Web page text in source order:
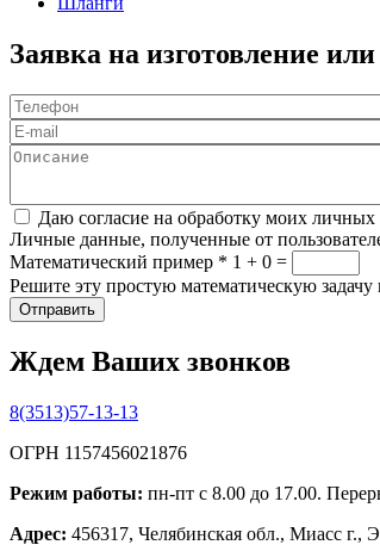
Заявка на изготовление
Телефон
E-mail
Описание
Соглашение*
Даю согласие на обработку моих
Личные данные, полученные от
Математический пример * 1 + 0 =
Решите эту простую математическую задачу
Ждем Ваших звонков
8(3513)57-13-13
ОГРН 1157456021876
Режим работы: пн-пт с 8.00 до 17.00.
Адрес: 456317, Челябинская обл., Миасс г.,